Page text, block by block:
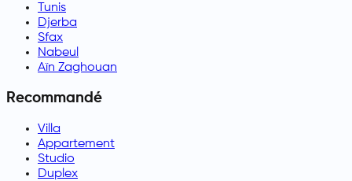
Tunis
Djerba
Sfax
Nabeul
Aïn Zaghouan
Recommandé
Villa
Appartement
Studio
Duplex